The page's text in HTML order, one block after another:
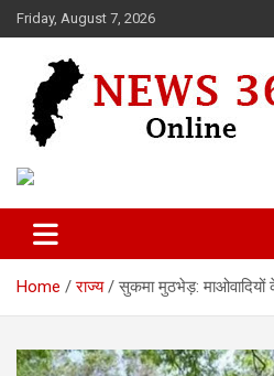
Skip
to
Friday, August 7, 2026
News 36
Home राज्य सुकमा मुठभेड़: माओवादियों